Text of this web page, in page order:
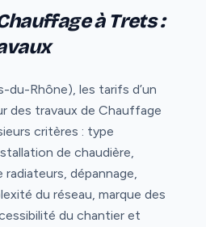
à Trets :
du-Rhône), les tarifs d’un
des travaux de Chauffage
critères : type
de chaudière,
dépannage,
du réseau, marque des
du chantier et